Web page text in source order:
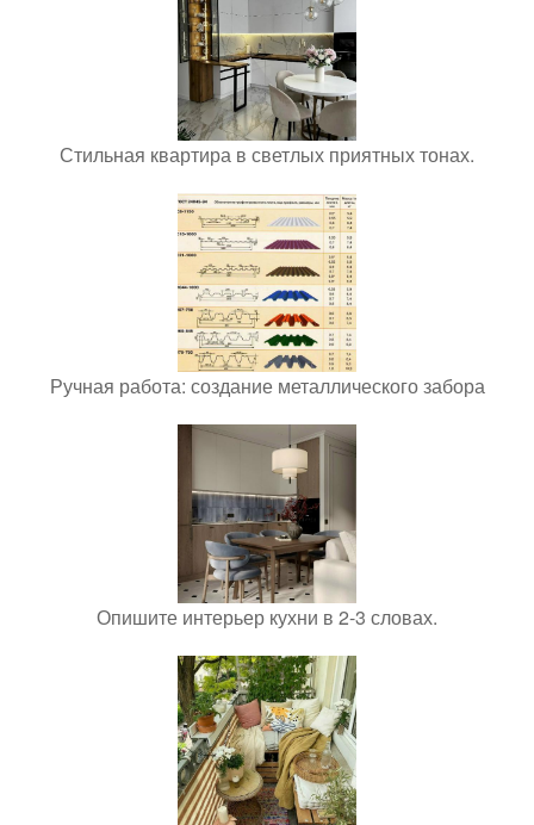
Стильная квартира в светлых приятных тонах.
Ручная работа: создание металлического забора
Опишите интерьер кухни в 2-3 словах.